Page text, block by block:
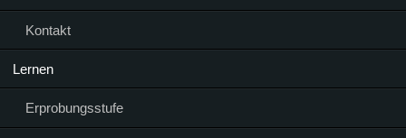
Kontakt
Lernen
Erprobungsstufe